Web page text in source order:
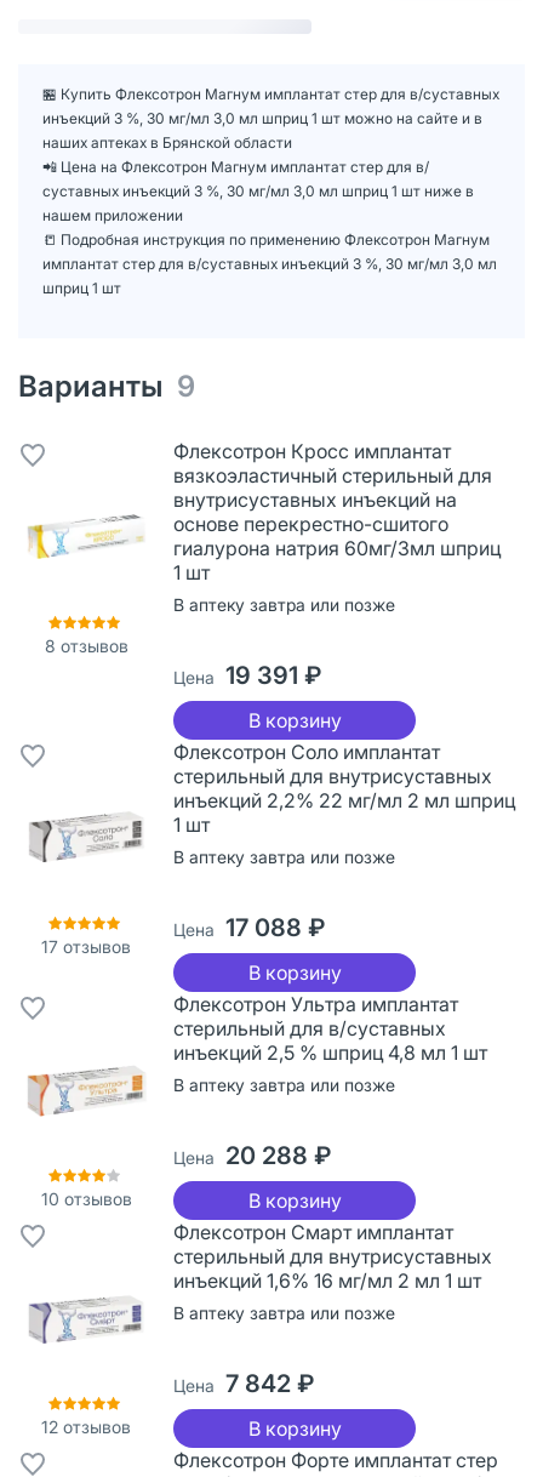
🏪 Купить Флексотрон Магнум имплантат стер для в/суставных
инъекций 3 %, 30 мг/мл 3,0 мл шприц 1 шт можно на сайте и в
наших аптеках в Брянской области
📲 Цена на Флексотрон Магнум имплантат стер для в/
суставных инъекций 3 %, 30 мг/мл 3,0 мл шприц 1 шт ниже в
нашем приложении
📒 Подробная инструкция по применению Флексотрон Магнум
имплантат стер для в/суставных инъекций 3 %, 30 мг/мл 3,0 мл
шприц 1 шт
Варианты 9
8 отзывов
Флексотрон Кросс имплантат
вязкоэластичный стерильный для
внутрисуставных инъекций на
основе перекрестно-сшитого
гиалурона натрия 60мг/3мл шприц
1 шт
В аптеку завтра или позже
Цена 19 391 ₽
В корзину
17 отзывов
Флексотрон Соло имплантат
стерильный для внутрисуставных
инъекций 2,2% 22 мг/мл 2 мл шприц
1 шт
В аптеку завтра или позже
Цена 17 088 ₽
В корзину
10 отзывов
Флексотрон Ультра имплантат
стерильный для в/суставных
инъекций 2,5 % шприц 4,8 мл 1 шт
В аптеку завтра или позже
Цена 20 288 ₽
В корзину
12 отзывов
Флексотрон Смарт имплантат
стерильный для внутрисуставных
инъекций 1,6% 16 мг/мл 2 мл 1 шт
В аптеку завтра или позже
Цена 7 842 ₽
В корзину
Флексотрон Форте имплантат стер